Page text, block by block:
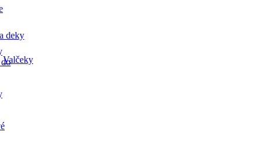
deky
Valčeky